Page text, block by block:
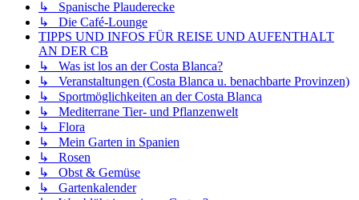
↳ Spanische Plauderecke
↳ Die Café-Lounge
TIPPS UND INFOS FÜR REISE UND AUFENTHALT
AN DER CB
↳ Was ist los an der Costa Blanca?
↳ Veranstaltungen (Costa Blanca u. benachbarte Provinzen)
↳ Sportmöglichkeiten an der Costa Blanca
↳ Mediterrane Tier- und Pflanzenwelt
↳ Flora
↳ Mein Garten in Spanien
↳ Rosen
↳ Obst & Gemüse
↳ Gartenkalender